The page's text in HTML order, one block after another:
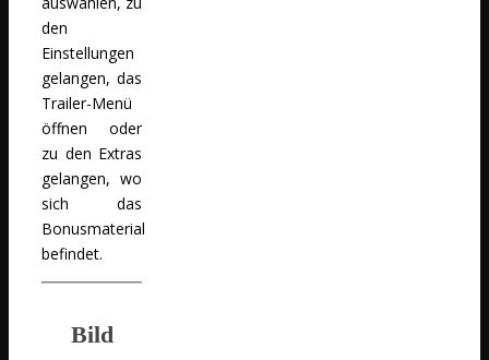
den
Einstellungen
gelangen, das
Trailer-Menü
öffnen oder
zu den Extras
gelangen, wo
sich das
Bonusmaterial
befindet.
Bild